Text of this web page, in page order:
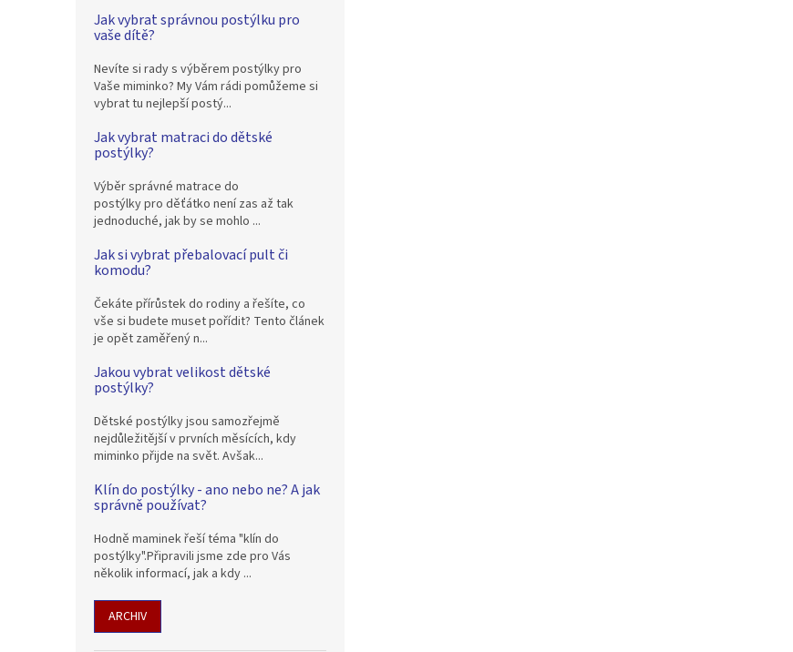
Jak vybrat správnou postýlku pro
vaše dítě?
Nevíte si rady s výběrem postýlky pro
Vaše miminko? My Vám rádi pomůžeme si
vybrat tu nejlepší postý...
Jak vybrat matraci do dětské
postýlky?
Výběr správné matrace do
postýlky pro děťátko není zas až tak
jednoduché, jak by se mohlo ...
Jak si vybrat přebalovací pult či
komodu?
Čekáte přírůstek do rodiny a řešíte, co
vše si budete muset pořídit? Tento článek
je opět zaměřený n...
Jakou vybrat velikost dětské
postýlky?
Dětské postýlky jsou samozřejmě
nejdůležitější v prvních měsících, kdy
miminko přijde na svět. Avšak...
Klín do postýlky - ano nebo ne? A jak
správně používat?
Hodně maminek řeší téma "klín do
postýlky".Připravili jsme zde pro Vás
několik informací, jak a kdy ...
ARCHIV